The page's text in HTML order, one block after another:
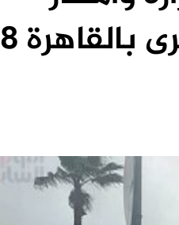
متفاوتة الشدة والصغرى بالقاهرة 8